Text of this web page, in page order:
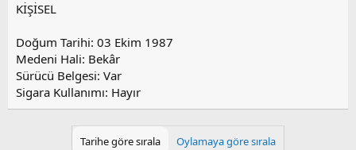
KİŞİSEL
Doğum Tarihi: 03 Ekim 1987
Medeni Hali: Bekâr
Sürücü Belgesi: Var
Sigara Kullanımı: Hayır
Tarihe göre sırala Oylamaya göre sırala